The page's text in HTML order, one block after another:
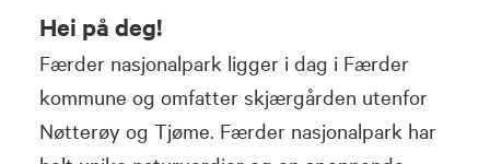
Hei på deg!
Færder nasjonalpark ligger i dag i Færder
kommune og omfatter skjærgården utenfor
Nøtterøy og Tjøme. Færder nasjonalpark har